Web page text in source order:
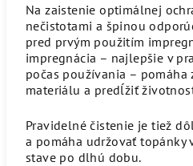
Na zaistenie optimálnej
nečistotami a špinou
pred prvým použitím
impregnácia – najlepšie v
počas používania –
materiálu a predĺžiť
Pravidelné čistenie je tiež
a pomáha udržovať topánky
stave po dlhú dobu.